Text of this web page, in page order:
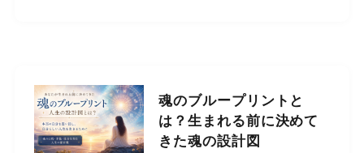
魂のブループリントと
は？生まれる前に決めて
きた魂の設計図